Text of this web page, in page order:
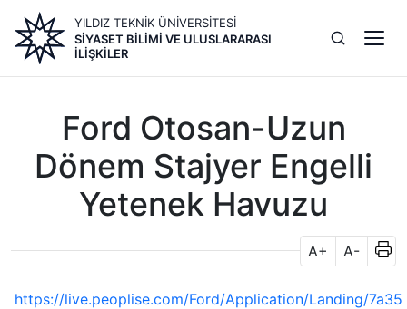
içeriğe
atla
YILDIZ TEKNİK ÜNİVERSİTESİ
SIYASET BILIMI VE ULUSLARARASI
İLIŞKILER
Ford Otosan-Uzun
Dönem Stajyer Engelli
Yetenek Havuzu
A+ A-
https://live.peoplise.com/Ford/Application/Landing/